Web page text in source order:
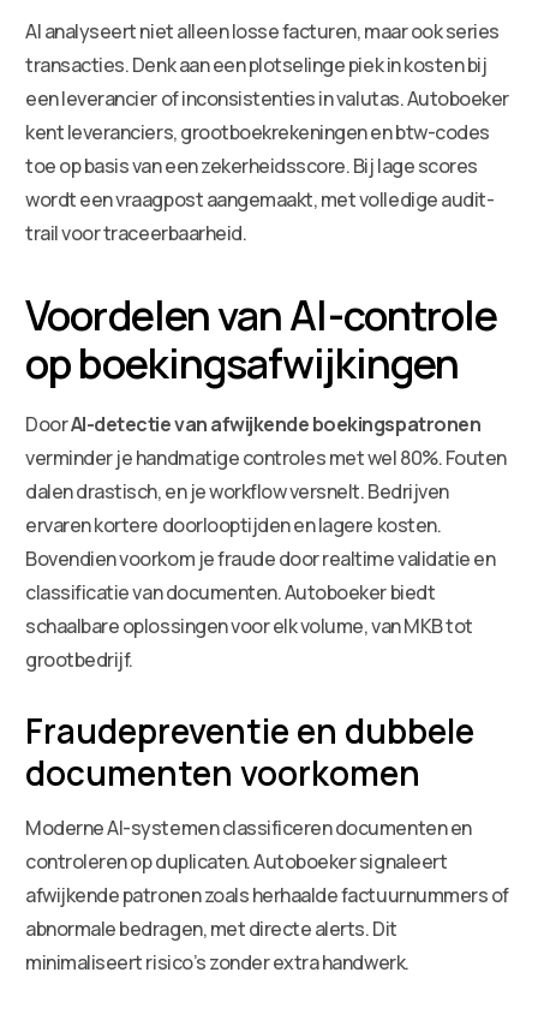
AI analyseert niet alleen losse facturen, maar ook series
transacties. Denk aan een plotselinge piek in kosten bij
een leverancier of inconsistenties in valutas. Autoboeker
kent leveranciers, grootboekrekeningen en btw-codes
toe op basis van een zekerheidsscore. Bij lage scores
wordt een vraagpost aangemaakt, met volledige audit-
trail voor traceerbaarheid.
Voordelen van AI-controle
op boekingsafwijkingen
DoorAI-detectie van afwijkende boekingspatronen
verminder je handmatige controles met wel 80%. Fouten
dalen drastisch, en je workflow versnelt. Bedrijven
ervaren kortere doorlooptijden en lagere kosten.
Bovendien voorkom je fraude door realtime validatie en
classificatie van documenten. Autoboeker biedt
schaalbare oplossingen voor elk volume, van MKB tot
grootbedrijf.
Fraudepreventie en dubbele
documenten voorkomen
Moderne AI-systemen classificeren documenten en
controleren op duplicaten. Autoboeker signaleert
afwijkende patronen zoals herhaalde factuurnummers of
abnormale bedragen, met directe alerts. Dit
minimaliseert risico’s zonder extra handwerk.